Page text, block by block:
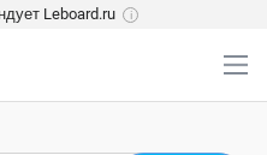
Leboard.ru i